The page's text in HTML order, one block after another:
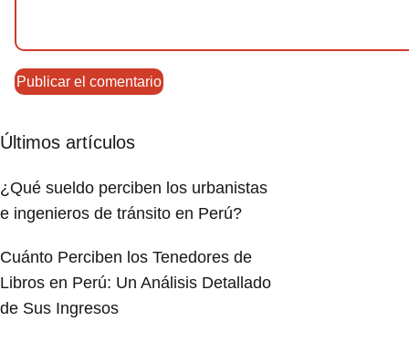
Últimos artículos
¿Qué sueldo perciben los urbanistas
e ingenieros de tránsito en Perú?
Cuánto Perciben los Tenedores de
Libros en Perú: Un Análisis Detallado
de Sus Ingresos